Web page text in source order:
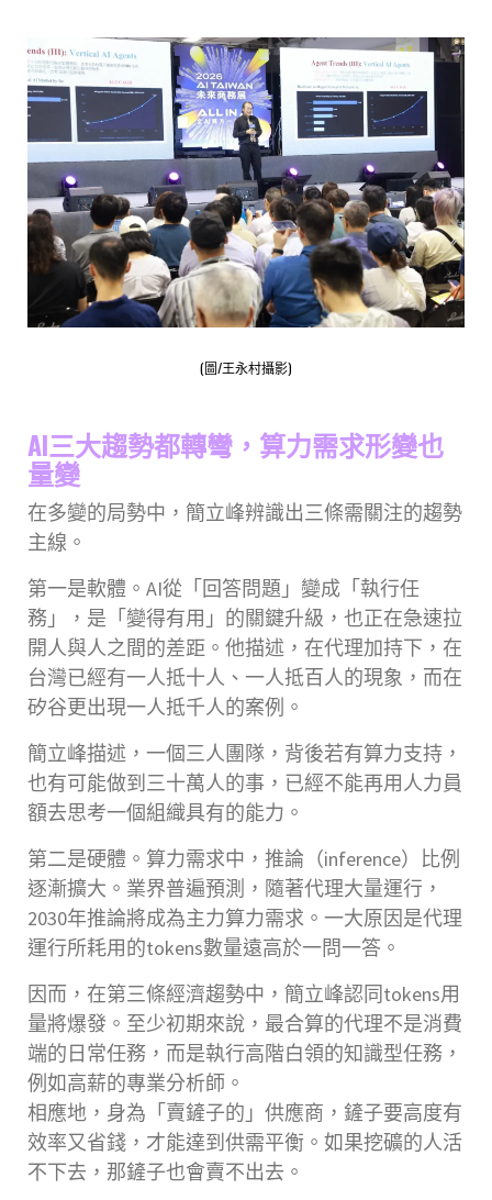
(圖/王永村攝影)
AI三大趨勢都轉彎，算力需求形變也
量變
在多變的局勢中，簡立峰辨識出三條需關注的趨勢
主線。
第一是軟體。AI從「回答問題」變成「執行任
務」，是「變得有用」的關鍵升級，也正在急速拉
開人與人之間的差距。他描述，在代理加持下，在
台灣已經有一人抵十人、一人抵百人的現象，而在
矽谷更出現一人抵千人的案例。
簡立峰描述，一個三人團隊，背後若有算力支持，
也有可能做到三十萬人的事，已經不能再用人力員
額去思考一個組織具有的能力。
第二是硬體。算力需求中，推論（inference）比例
逐漸擴大。業界普遍預測，隨著代理大量運行，
2030年推論將成為主力算力需求。一大原因是代理
運行所耗用的tokens數量遠高於一問一答。
因而，在第三條經濟趨勢中，簡立峰認同tokens用
量將爆發。至少初期來說，最合算的代理不是消費
端的日常任務，而是執行高階白領的知識型任務，
例如高薪的專業分析師。
相應地，身為「賣鏟子的」供應商，鏟子要高度有
效率又省錢，才能達到供需平衡。如果挖礦的人活
不下去，那鏟子也會賣不出去。